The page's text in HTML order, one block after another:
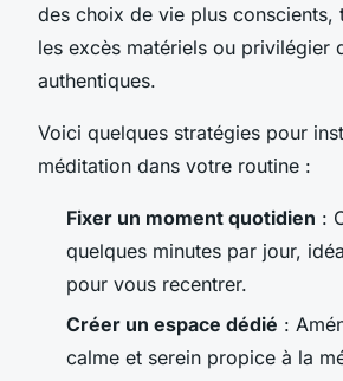
des choix de vie plus conscients,
les excès matériels ou privilégier
authentiques.
Voici quelques stratégies pour
méditation dans votre routine :
Fixer un moment quotidien :
quelques minutes par jour,
pour vous recentrer.
Créer un espace dédié :
calme et serein propice à la